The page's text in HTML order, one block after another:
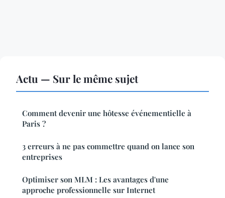
Actu — Sur le même sujet
Comment devenir une hôtesse événementielle à
Paris ?
3 erreurs à ne pas commettre quand on lance son
entreprises
Optimiser son MLM : Les avantages d'une
approche professionnelle sur Internet